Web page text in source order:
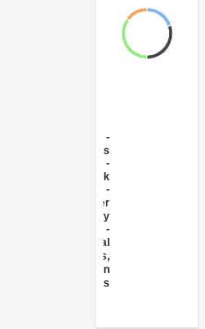
Livestock
Agricultural
markets,
commercialization
and agri-business